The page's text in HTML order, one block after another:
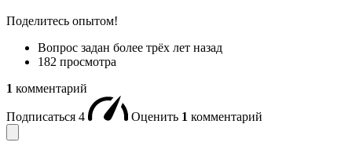
Поделитесь опытом!
Вопрос задан более трёх лет назад
182 просмотра
1 комментарий
Подписаться 4 Оценить 1 комментарий